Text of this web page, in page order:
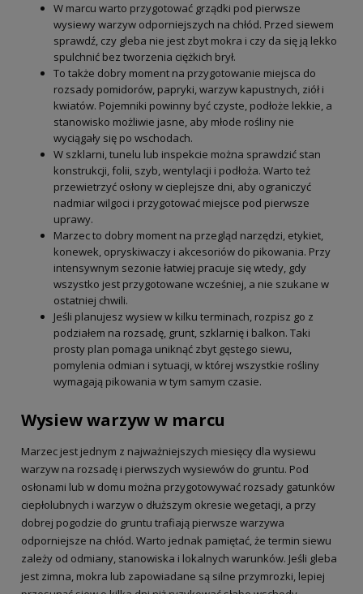
W marcu warto przygotować grządki pod pierwsze
wysiewy warzyw odporniejszych na chłód. Przed siewem
sprawdź, czy gleba nie jest zbyt mokra i czy da się ją lekko
spulchnić bez tworzenia ciężkich brył.
To także dobry moment na przygotowanie miejsca do
rozsady pomidorów, papryki, warzyw kapustnych, ziół i
kwiatów. Pojemniki powinny być czyste, podłoże lekkie, a
stanowisko możliwie jasne, aby młode rośliny nie
wyciągały się po wschodach.
W szklarni, tunelu lub inspekcie można sprawdzić stan
konstrukcji, folii, szyb, wentylacji i podłoża. Warto też
przewietrzyć osłony w cieplejsze dni, aby ograniczyć
nadmiar wilgoci i przygotować miejsce pod pierwsze
uprawy.
Marzec to dobry moment na przegląd narzędzi, etykiet,
konewek, opryskiwaczy i akcesoriów do pikowania. Przy
intensywnym sezonie łatwiej pracuje się wtedy, gdy
wszystko jest przygotowane wcześniej, a nie szukane w
ostatniej chwili.
Jeśli planujesz wysiew w kilku terminach, rozpisz go z
podziałem na rozsadę, grunt, szklarnię i balkon. Taki
prosty plan pomaga uniknąć zbyt gęstego siewu,
pomylenia odmian i sytuacji, w której wszystkie rośliny
wymagają pikowania w tym samym czasie.
Wysiew warzyw w marcu
Marzec jest jednym z najważniejszych miesięcy dla wysiewu
warzyw na rozsadę i pierwszych wysiewów do gruntu. Pod
osłonami lub w domu można przygotowywać rozsady gatunków
ciepłolubnych i warzyw o dłuższym okresie wegetacji, a przy
dobrej pogodzie do gruntu trafiają pierwsze warzywa
odporniejsze na chłód. Warto jednak pamiętać, że termin siewu
zależy od odmiany, stanowiska i lokalnych warunków. Jeśli gleba
jest zimna, mokra lub zapowiadane są silne przymrozki, lepiej